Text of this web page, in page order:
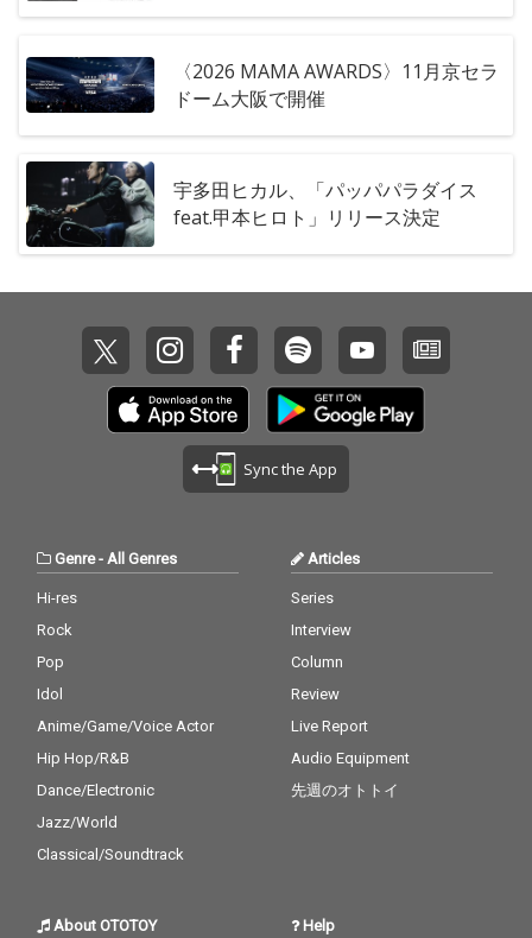
〈2026 MAMA AWARDS〉11月京セラ
ドーム大阪で開催
宇多田ヒカル、「パッパパラダイス
feat.甲本ヒロト」リリース決定
Sync the App
Genre- All Genres
Hi-res
Rock
Pop
Idol
Anime/Game/Voice Actor
Hip Hop/R&B
Dance/Electronic
Jazz/World
Classical/Soundtrack
Articles
Series
Interview
Column
Review
Live Report
Audio Equipment
先週のオトトイ
About OTOTOY Help